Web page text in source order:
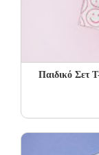
Παιδικό Σετ